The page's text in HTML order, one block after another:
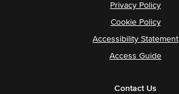
Privacy Policy
Cookie Policy
Accessibility Statement
Access Guide
Contact Us